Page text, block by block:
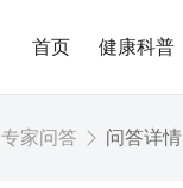
首页 健康科普
专家问答 问答详情